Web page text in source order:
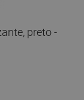
preto -